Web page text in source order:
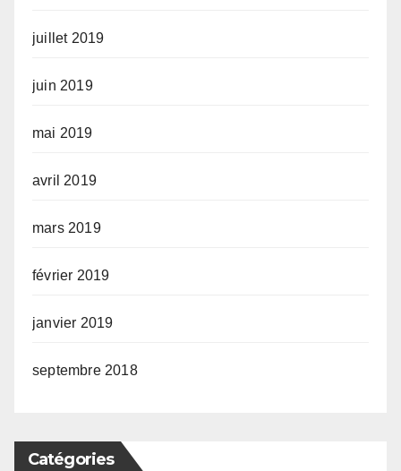
juillet 2019
juin 2019
mai 2019
avril 2019
mars 2019
février 2019
janvier 2019
septembre 2018
Catégories